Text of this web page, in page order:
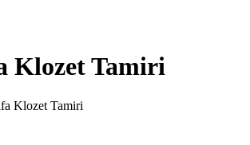
Klozet Tamiri
Klozet Tamiri